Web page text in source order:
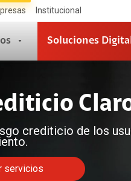
Institucional
Soluciones
crediticio de los
servicios